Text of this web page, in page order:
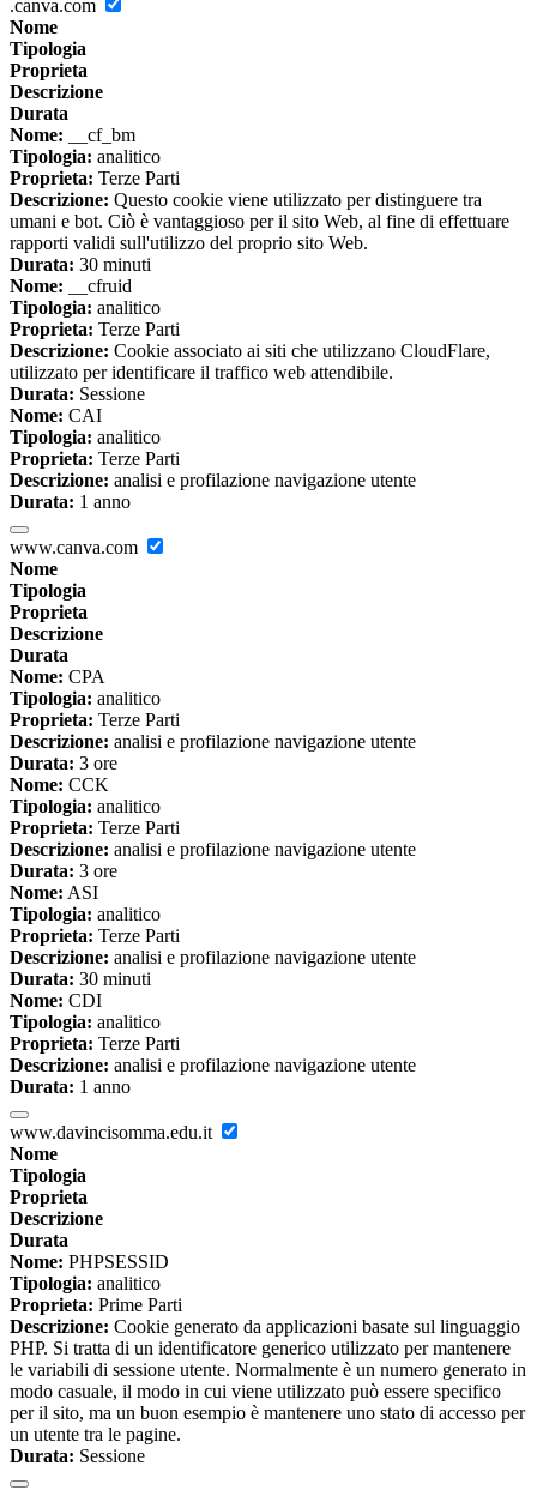
.canva.com
Nome
Tipologia
Proprieta
Descrizione
Durata
Nome: __cf_bm
Tipologia: analitico
Proprieta: Terze Parti
Descrizione: Questo cookie viene utilizzato per distinguere tra
umani e bot. Ciò è vantaggioso per il sito Web, al fine di effettuare
rapporti validi sull'utilizzo del proprio sito Web.
Durata: 30 minuti
Nome: __cfruid
Tipologia: analitico
Proprieta: Terze Parti
Descrizione: Cookie associato ai siti che utilizzano CloudFlare,
utilizzato per identificare il traffico web attendibile.
Durata: Sessione
Nome: CAI
Tipologia: analitico
Proprieta: Terze Parti
Descrizione: analisi e profilazione navigazione utente
Durata: 1 anno
www.canva.com
Nome
Tipologia
Proprieta
Descrizione
Durata
Nome: CPA
Tipologia: analitico
Proprieta: Terze Parti
Descrizione: analisi e profilazione navigazione utente
Durata: 3 ore
Nome: CCK
Tipologia: analitico
Proprieta: Terze Parti
Descrizione: analisi e profilazione navigazione utente
Durata: 3 ore
Nome: ASI
Tipologia: analitico
Proprieta: Terze Parti
Descrizione: analisi e profilazione navigazione utente
Durata: 30 minuti
Nome: CDI
Tipologia: analitico
Proprieta: Terze Parti
Descrizione: analisi e profilazione navigazione utente
Durata: 1 anno
www.davincisomma.edu.it
Nome
Tipologia
Proprieta
Descrizione
Durata
Nome: PHPSESSID
Tipologia: analitico
Proprieta: Prime Parti
Descrizione: Cookie generato da applicazioni basate sul linguaggio
PHP. Si tratta di un identificatore generico utilizzato per mantenere
le variabili di sessione utente. Normalmente è un numero generato in
modo casuale, il modo in cui viene utilizzato può essere specifico
per il sito, ma un buon esempio è mantenere uno stato di accesso per
un utente tra le pagine.
Durata: Sessione